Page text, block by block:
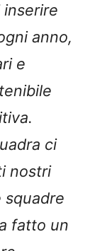
inserire
anno,
e
ci
nostri
squadre
fatto un